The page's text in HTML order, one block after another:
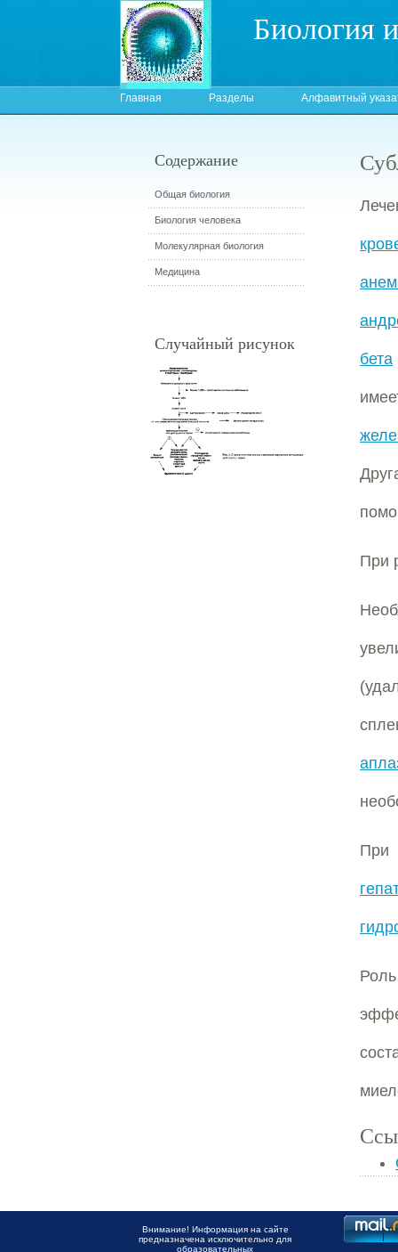
Биология
Главная Разделы Алфавитный
бета
При
Содержание
Общая биология
Биология человека
Молекулярная биология
Медицина
Случайный рисунок
Внимание! Информация на сайте
предназначена исключительно для
образовательных